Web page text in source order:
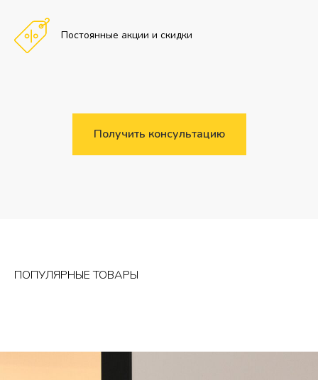
Постоянные акции и скидки
Получить консультацию
ПОПУЛЯРНЫЕ ТОВАРЫ